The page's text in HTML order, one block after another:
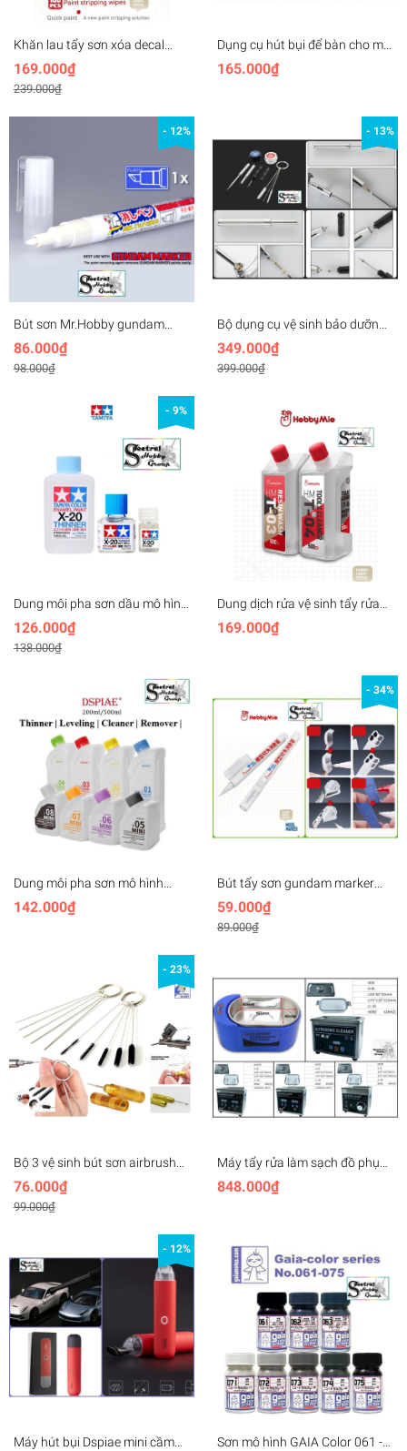
Khăn lau tẩy sơn xóa decal
nước Hobby Mio Paint remover
stripping wipes cleaner
169.000₫
239.000₫
Dụng cụ hút bụi để bàn cho mô
hình TENWIN mini Desktop
Vacuum Cleaner Electric Dust
165.000₫
- 12%
Bút sơn Mr.Hobby gundam
marker GM300 tẩy xóa sơn
remover panel line paint color
86.000₫
98.000₫
- 13%
Bộ dụng cụ vệ sinh bảo dưỡng
sửa chữa bút sơn airbrush pen
cleaning maintenance tools
349.000₫
399.000₫
- 9%
Dung môi pha sơn dầu mô hình
| tẩy xóa panel line | tamiya
Enamel X-20 X20 thinner paint
126.000₫
138.000₫
Dung dịch rửa vệ sinh tẩy rửa
dụng cụ / bút sơn mô hình
airbrush cleaner wash HMT03
169.000₫
Dung môi pha sơn mô hình
DSPIAE Thinner MINI Leveling |
Cleaner | Remover vệ sinh tẩy
142.000₫
- 34%
Bút tẩy sơn gundam marker
Hobby Mio water-based soft-
head pen remover panel line
paint
59.000₫
89.000₫
- 23%
Bộ 3 vệ sinh bút sơn airbrush
Cleaning Repair Needle Nozzle
76.000₫
99.000₫
Máy tẩy rửa làm sạch đồ phụ
kiện tẩy sơn Mini LT05C 008
009 Ultrasonic Cleaner
848.000₫
- 12%
Máy hút bụi Dspiae mini cầm
Sơn mô hình GAIA Color 061 -